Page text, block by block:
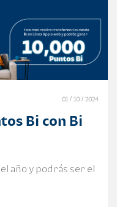
01 / 10 / 2024
Bi con Bi
año y podrás ser el